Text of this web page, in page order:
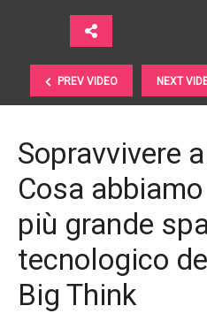
PREV VIDEO NEXT
Musk vs. Bezos: di chi è la
prima nello spazio? | Big
Sopravvivere
Cosa
più grande
tecnologico
Big Think